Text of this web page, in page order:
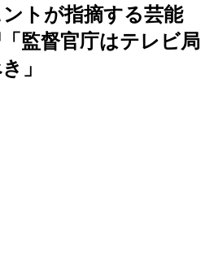
トが指摘する芸能
監督官庁はテレビ局
」